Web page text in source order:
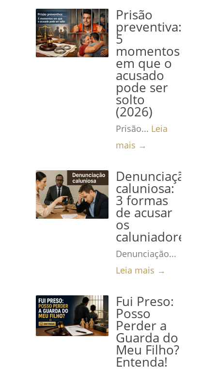
Prisão
preventiva:
5
momentos
em que o
acusado
pode ser
solto
(2026)
Prisão... Leia
mais →
Denunciação
caluniosa:
3 formas
de acusar
os
caluniadores
Denunciação...
Leia mais →
Fui Preso:
Posso
Perder a
Guarda do
Meu Filho?
Entenda!